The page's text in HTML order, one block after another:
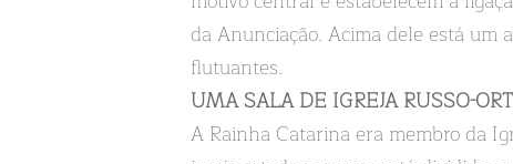
da Anunciação. Acima dele está
flutuantes.
UMA SALA DE IGREJA RUSSO-
A Rainha Catarina era membro da